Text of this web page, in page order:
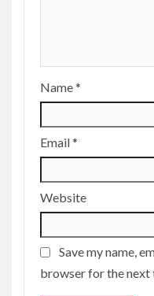
Name*
Email*
Website
Save my name,
browser for the next